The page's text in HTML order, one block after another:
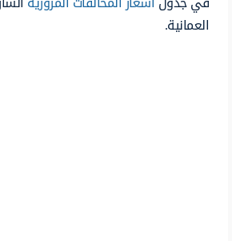
العمانية.